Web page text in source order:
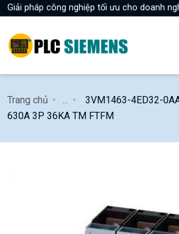
Giải pháp công nghiệp tối ưu cho doanh
Trang chủ
3VM1463-4ED32-
630A 3P 36KA TM FTFM